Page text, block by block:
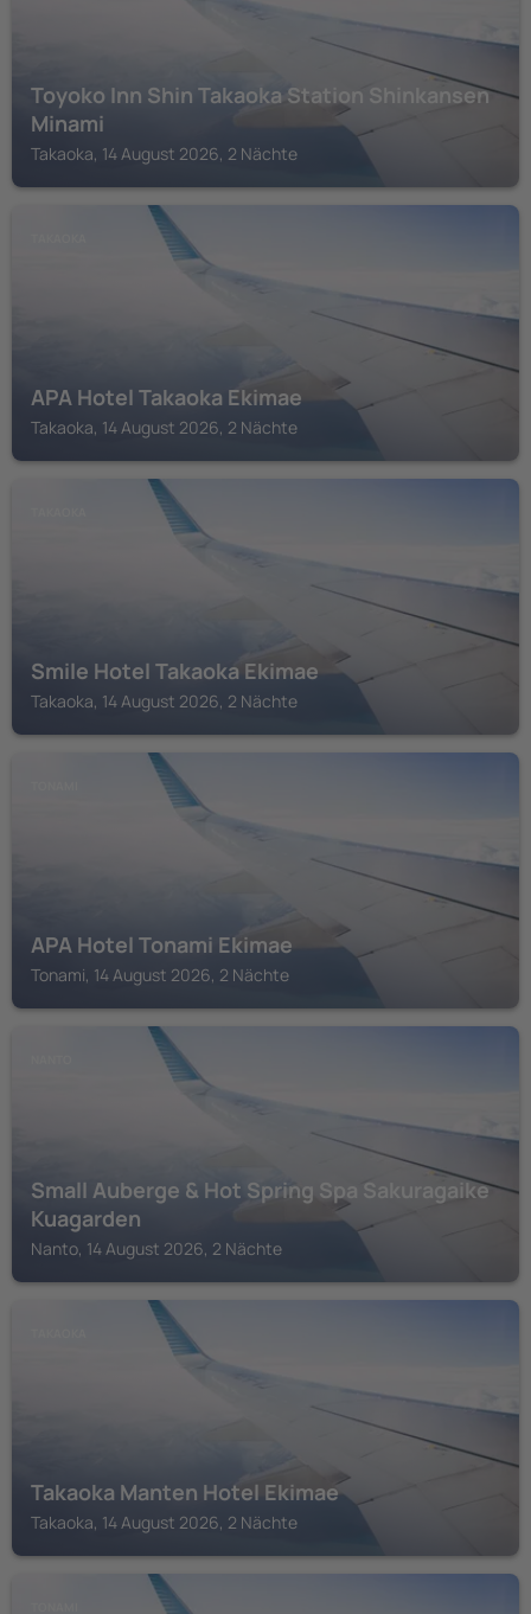
Toyoko Inn Shin Takaoka Station Shinkansen
Minami
Takaoka, 14 August 2026, 2 Nächte
APA Hotel Takaoka Ekimae
Takaoka, 14 August 2026, 2 Nächte
Smile Hotel Takaoka Ekimae
Takaoka, 14 August 2026, 2 Nächte
APA Hotel Tonami Ekimae
Tonami, 14 August 2026, 2 Nächte
Small Auberge & Hot Spring Spa Sakuragaike
Kuagarden
Nanto, 14 August 2026, 2 Nächte
Takaoka Manten Hotel Ekimae
Takaoka, 14 August 2026, 2 Nächte